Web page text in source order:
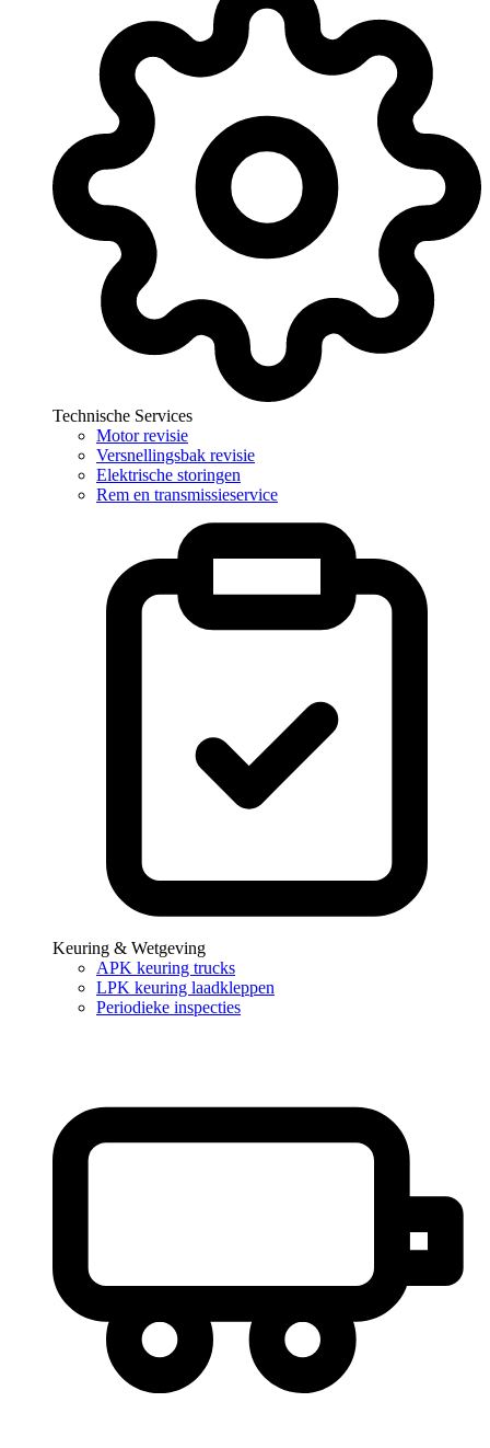
Technische Services
Motor revisie
Versnellingsbak revisie
Elektrische storingen
Rem en transmissieservice
Keuring & Wetgeving
APK keuring trucks
LPK keuring laadkleppen
Periodieke inspecties